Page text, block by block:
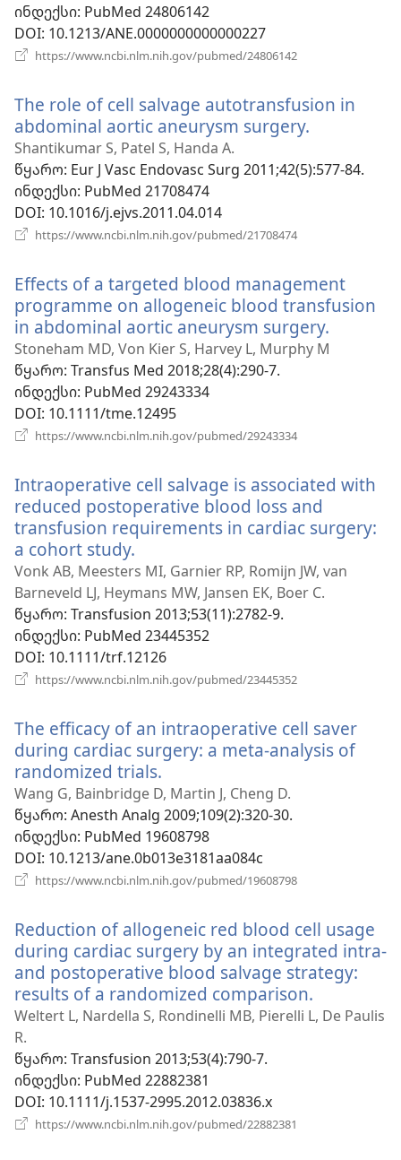
ინდექსი‎: PubMed 24806142
DOI‎: 10.1213/ANE.0000000000000227
https://www.ncbi.nlm.nih.gov/pubmed/24806142
The role of cell salvage autotransfusion in
abdominal aortic aneurysm surgery.
ფანჯარა)
Shantikumar S, Patel S, Handa A.
წყარო‎: Eur J Vasc Endovasc Surg 2011;42(5):577-84.
ინდექსი‎: PubMed 21708474
DOI‎: 10.1016/j.ejvs.2011.04.014
https://www.ncbi.nlm.nih.gov/pubmed/21708474
Effects of a targeted blood management
programme on allogeneic blood transfusion
in abdominal aortic aneurysm surgery.
Stoneham MD, Von Kier S, Harvey L, Murphy M
წყარო‎: Transfus Med 2018;28(4):290-7.
ინდექსი‎: PubMed 29243334
DOI‎: 10.1111/tme.12495
https://www.ncbi.nlm.nih.gov/pubmed/29243334
Intraoperative cell salvage is associated with
reduced postoperative blood loss and
transfusion requirements in cardiac surgery:
a cohort study.
ახალი
ფანჯარა)
Vonk AB, Meesters MI, Garnier RP, Romijn JW, van
Barneveld LJ, Heymans MW, Jansen EK, Boer C.
წყარო‎: Transfusion 2013;53(11):2782-9.
ინდექსი‎: PubMed 23445352
DOI‎: 10.1111/trf.12126
https://www.ncbi.nlm.nih.gov/pubmed/23445352
The efficacy of an intraoperative cell saver
during cardiac surgery: a meta-analysis of
randomized trials.
ახალი
ფანჯარა)
Wang G, Bainbridge D, Martin J, Cheng D.
წყარო‎: Anesth Analg 2009;109(2):320-30.
ინდექსი‎: PubMed 19608798
DOI‎: 10.1213/ane.0b013e3181aa084c
https://www.ncbi.nlm.nih.gov/pubmed/19608798
Reduction of allogeneic red blood cell usage
during cardiac surgery by an integrated intra-
and postoperative blood salvage strategy:
results of a randomized comparison.
ახალი
Weltert L, Nardella S, Rondinelli MB, Pierelli L, De Paulis
R.
წყარო‎: Transfusion 2013;53(4):790-7.
ინდექსი‎: PubMed 22882381
DOI‎: 10.1111/j.1537-2995.2012.03836.x
https://www.ncbi.nlm.nih.gov/pubmed/22882381